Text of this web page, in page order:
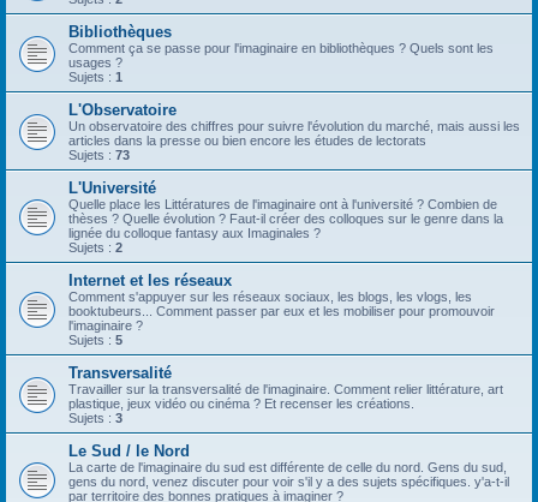
Bibliothèques
Comment ça se passe pour l'imaginaire en bibliothèques ? Quels sont les
usages ?
Sujets : 1
L'Observatoire
Un observatoire des chiffres pour suivre l'évolution du marché, mais aussi les
articles dans la presse ou bien encore les études de lectorats
Sujets : 73
L'Université
Quelle place les Littératures de l'imaginaire ont à l'université ? Combien de
thèses ? Quelle évolution ? Faut-il créer des colloques sur le genre dans la
lignée du colloque fantasy aux Imaginales ?
Sujets : 2
Internet et les réseaux
Comment s'appuyer sur les réseaux sociaux, les blogs, les vlogs, les
booktubeurs... Comment passer par eux et les mobiliser pour promouvoir
l'imaginaire ?
Sujets : 5
Transversalité
Travailler sur la transversalité de l'imaginaire. Comment relier littérature, art
plastique, jeux vidéo ou cinéma ? Et recenser les créations.
Sujets : 3
Le Sud / le Nord
La carte de l'imaginaire du sud est différente de celle du nord. Gens du sud,
gens du nord, venez discuter pour voir s'il y a des sujets spécifiques. y'a-t-il
par territoire des bonnes pratiques à imaginer ?